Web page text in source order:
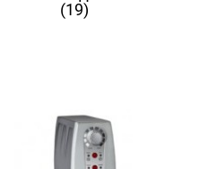
(19)